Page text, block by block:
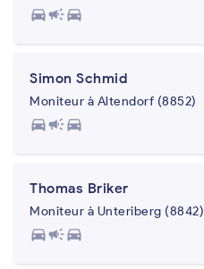
directions_carcampaigndirections_car
Simon Schmid
Moniteur à Altendorf (8852)
directions_carcampaigndirections_car
Thomas Briker
Moniteur à Unteriberg (8842)
directions_carcampaigndirections_car